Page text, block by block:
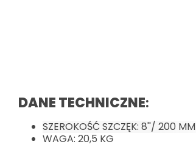
DANE TECHNICZNE:
SZEROKOŚĆ SZCZĘK: 8''/ 200 MM
WAGA: 20,5 KG